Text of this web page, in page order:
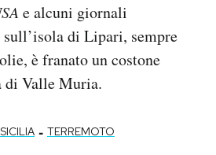
e alcuni giornali
sull’isola di Lipari, sempre
è franato un costone
di Valle Muria.
SICILIA - TERREMOTO